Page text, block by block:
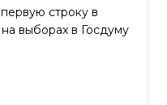
строку в
выборах в Госдуму